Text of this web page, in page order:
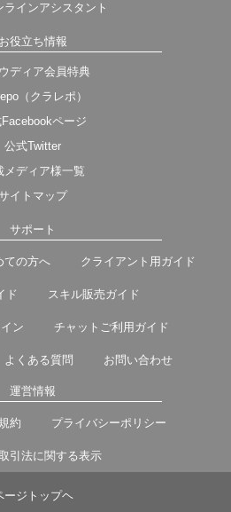
ラインアシスタント
お役立ち情報
ディア会員特典
（クラレポ）
ページ
公式Twitter
メディア様一覧
イトマップ
サポート
ての方へ クライアント用ガイド
ド スキル販売ガイド
ン チャットご利用ガイド
よくある質問 お問い合わせ
運営情報
約 プライバシーポリシー
引法に関する表示
ージトップヘ